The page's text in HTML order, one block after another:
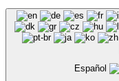
Español